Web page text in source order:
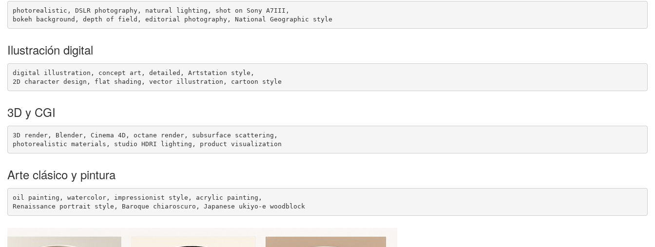
photorealistic, DSLR photography, natural lighting, shot on Sony A7III,
bokeh background, depth of field, editorial photography, National Geographic style
Ilustración digital
digital illustration, concept art, detailed, Artstation style,
2D character design, flat shading, vector illustration, cartoon style
3D y CGI
3D render, Blender, Cinema 4D, octane render, subsurface scattering,
photorealistic materials, studio HDRI lighting, product visualization
Arte clásico y pintura
oil painting, watercolor, impressionist style, acrylic painting,
Renaissance portrait style, Baroque chiaroscuro, Japanese ukiyo-e woodblock